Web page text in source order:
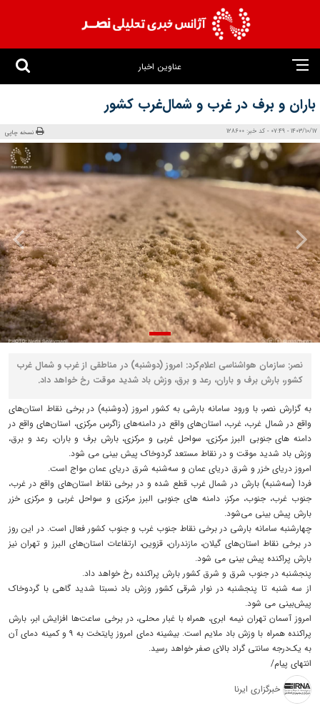
عناوین اخبار
باران و برف در غرب و شمال‌غرب کشور
1403/10/17 - 07:49 - کد خبر: 128600 نسخه چاپی
نصر: سازمان هواشناسی اعلام‌کرد: امروز (دوشنبه) در مناطقی از غرب و شمال غرب
کشور، بارش برف و باران، رعد و برق، وزش باد شدید موقت رخ خواهد داد.
به گزارش نصر، با ورود سامانه بارشی به کشور امروز (دوشنبه) در برخی نقاط استان‌های
واقع در شمال غرب، غرب، استان‌های واقع در دامنه‌های زاگرس مرکزی، استان‌های واقع در
دامنه های جنوبی البرز مرکزی، سواحل غربی و مرکزی، بارش برف و باران، رعد و برق،
وزش باد شدید موقت و در نقاط مستعد گردوخاک پیش بینی می شود.
امروز دریای خزر و شرق دریای عمان و سه‌شنبه شرق دریای عمان مواج است.
فردا (سه‌شنبه) بارش در شمال غرب قطع شده و در برخی نقاط استان‌های واقع در غرب،
جنوب غرب، جنوب، مرکز، دامنه های جنوبی البرز مرکزی و سواحل غربی و مرکزی خزر
بارش پیش بینی می‌شود.
چهارشنبه سامانه بارشی در برخی نقاط جنوب غرب و جنوب کشور فعال است. در این روز
در برخی نقاط استان‌های گیلان، مازندران، قزوین، ارتفاعات استان‌های البرز و تهران نیز
بارش پراکنده پیش بینی می شود.
پنجشنبه در جنوب شرق و شرق کشور بارش پراکنده رخ خواهد داد.
از سه شنبه تا پنجشنبه در نوار شرقی کشور وزش باد نسبتا شدید گاهی با گردوخاک
پیش‌بینی می شود.
امروز آسمان تهران نیمه ابری، همراه با غبار محلی، در برخی ساعت‌ها افزایش ابر، بارش
پراکنده همراه با وزش باد ملایم است. بیشینه دمای امروز پایتخت به ۹ و کمینه دمای آن
به یک‌درجه سانتی گراد بالای صفر خواهد رسید.
انتهای پیام/
خبرگزاری ایرنا